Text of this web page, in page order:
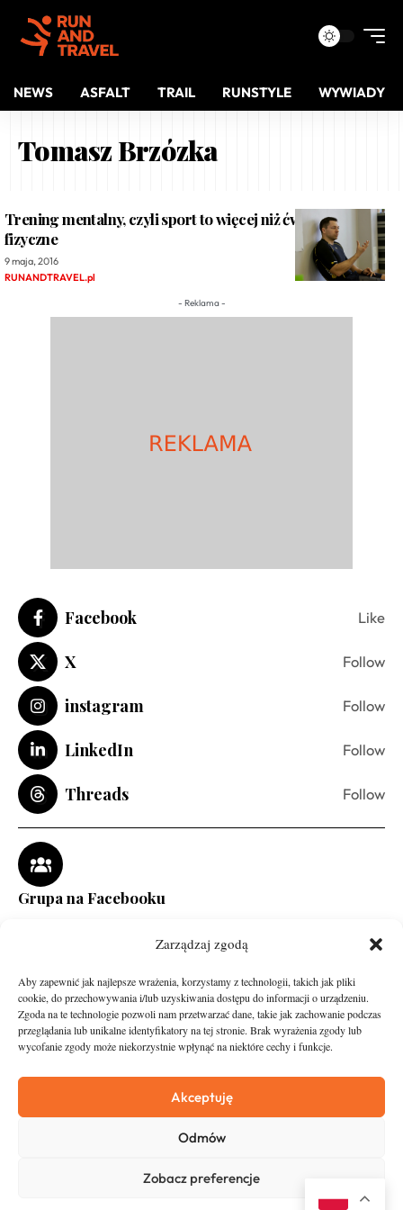
Zarządzaj zgodą
Aby zapewnić jak najlepsze wrażenia, korzystamy z technologii, takich jak pliki
cookie, do przechowywania i/lub uzyskiwania dostępu do informacji o urządzeniu.
Zgoda na te technologie pozwoli nam przetwarzać dane, takie jak zachowanie podczas
przeglądania lub unikalne identyfikatory na tej stronie. Brak wyrażenia zgody lub
wycofanie zgody może niekorzystnie wpłynąć na niektóre cechy i funkcje.
Akceptuję
Odmów
Zobacz preferencje
NEWS ASFALT TRAIL RUNSTYLE WYWIADY
Tomasz Brzózka
Trening mentalny, czyli sport to więcej niż ćwiczenia
fizyczne
9 maja, 2016
RUNANDTRAVEL.pl
- Reklama -
Facebook Like
X Follow
instagram Follow
LinkedIn Follow
Threads Follow
Grupa na Facebooku
Asfalt
O nas
Zostań Patronem
Kontakt